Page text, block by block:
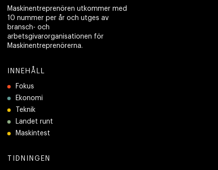
Maskinentreprenören utkommer med
10 nummer per år och utges av
bransch- och
arbetsgivarorganisationen för
Maskinentreprenörerna.
INNEHÅLL
Fokus
Ekonomi
Teknik
Landet runt
Maskintest
TIDNINGEN